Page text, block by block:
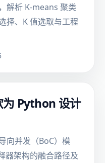
解析 K-means 聚类
择、K 值选取与工程
为 Python 设计
向并发（BoC）模
器架构的融合路径及